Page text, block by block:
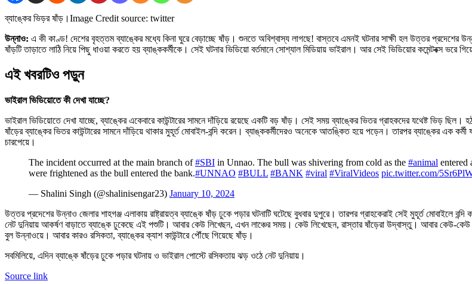
ব্যাঙ্কের ভিড়র ষাঁড়। Image Credit source: twitter
উন্নাও: এ কী কাণ্ড! দেশের বৃহত্তম ব্যাঙ্কের মধ্যে কিনা ঘুরে বেড়াচ্ছে ষাঁড়। শুনতে অবিশ্বাস্য লাগছে! বাস্তবে এমনই ঘটনার সাক্ষী হল উত্তর প্রদেশের
ষাঁড়টি তাড়াতে লাঠি নিয়ে পিছু ধাওয়া করতে হয় ব্যাঙ্ককর্মীকে। সেই ঘটনার ভিডিয়ো বর্তমানে সোশ্যাল মিডিয়ায় ভাইরাল। আর সেই ভিডিয়োর কমেন্টবক্স ভরে
এই খবরটিও পড়ুন
ভাইরাল ভিডিয়োতে কী দেখা যাচ্ছে?
ভাইরাল ভিডিয়োতে দেখা যাচ্ছে, ব্যাঙ্কের একেবারে কাউন্টারের সামনে দাঁড়িয়ে রয়েছে একটি বড় ষাঁড়। সেই সময় ব্যাঙ্কের ভিতর গ্রাহকদের যথেষ্ট ভিড়
ষাঁড়ের ব্যাঙ্কের ভিতর কাউন্টারের সামনে দাঁড়িয়ে থাকার মুহূর্ত মোবাইল-বন্দি করেন। ব্যাঙ্ককর্মীদেরও অনেকে আতঙ্কিত হয়ে পড়েন। তারপর ব্যাঙ্কের এক
চারপেয়ে।
The incident occurred at the main branch of#SBI in Unnao. The bull was shivering from cold as the #animal entered
were frightened as the bull entered the bank.#UNNAO #BULL #BANK #viral #ViralVideos pic.twitter.com/
— Shalini Singh (@shalinisengar23) January 10, 2024
উত্তর প্রদেশের উন্নাও জেলার শাহগঞ্জ এলাকায় রাষ্ট্রায়ত্ব ব্যাঙ্কে ষাঁড় ঢুকে পড়ার ঘটনাটি ঘটেছে বুধবার দুপুরে। তারপর গ্রাহকেরাই সেই মুহূর্ত মোবাইলে
নেট দুনিয়ায় আকর্ষণ বাড়াতে ব্যাঙ্কে ঢুকেছে এই পশুটি। আবার কেউ লিখেছন, এখন লাঞ্চের সময়। কেউ লিখেছেন, রাস্তার ষাঁড়েরা উদ্বাস্তু। আবার কেউ-কেউ
বুল উন্নাওয়ে। আবার কারও রসিকতা, ব্যাঙ্কের ক্যাশ কাউন্টারে পৌঁছে গিয়েছে ষাঁড়।
সবমিলিয়ে, এদিন ব্যাঙ্কে ষাঁড়ের ঢুকে পড়ার ঘটনায় ও ভাইরাল পোস্টে রসিকতায় ঝড় ওঠে নেট দুনিয়ায়।
Source link